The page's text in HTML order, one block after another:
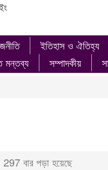
ইতিহাস ও ঐতিহ্য
মন্তব্য সম্পাদকীয়
297 বার পড়া হয়েছে